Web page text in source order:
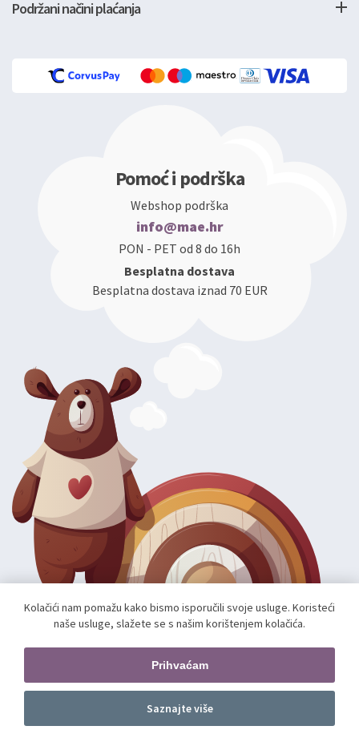
Dodajte u košaricu
Podržani načini plaćanja
Pomoć i podrška
Webshop podrška
info@mae.hr
PON - PET od 8 do 16h
Besplatna dostava
Besplatna dostava iznad 70 EUR
Pratite nas
Kolačići nam pomažu kako bismo isporučili svoje usluge. Koristeći
naše usluge, slažete se s našim korištenjem kolačića.
Prihvaćam
Saznajte više